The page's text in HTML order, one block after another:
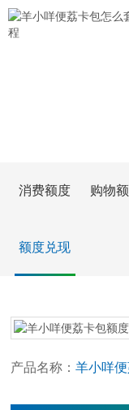
消费额度 购物
额度兑现
产品名称：羊小咩